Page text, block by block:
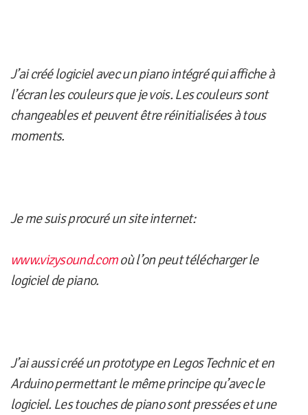
J’ai créé logiciel avec un piano intégré qui affiche à
l’écran les couleurs que je vois. Les couleurs sont
changeables et peuvent être réinitialisées à tous
moments.
Je me suis procuré un site internet:
www.vizysound.comoù l’on peut télécharger le
logiciel de piano.
J’ai aussi créé un prototype en Legos Technic et en
Arduino permettant le même principe qu’avec le
logiciel. Les touches de piano sont pressées et une